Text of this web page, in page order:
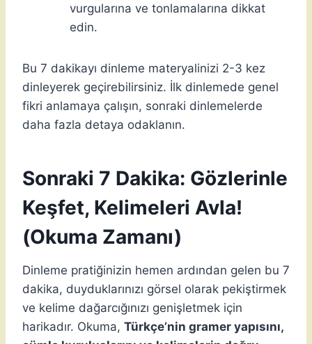
vurgularına ve tonlamalarına dikkat
edin.
Bu 7 dakikayı dinleme materyalinizi 2-3 kez
dinleyerek geçirebilirsiniz. İlk dinlemede genel
fikri anlamaya çalışın, sonraki dinlemelerde
daha fazla detaya odaklanın.
Sonraki 7 Dakika: Gözlerinle
Keşfet, Kelimeleri Avla!
(Okuma Zamanı)
Dinleme pratiğinizin hemen ardından gelen bu 7
dakika, duyduklarınızı görsel olarak pekiştirmek
ve kelime dağarcığınızı genişletmek için
harikadır. Okuma, Türkçe’nin gramer yapısını,